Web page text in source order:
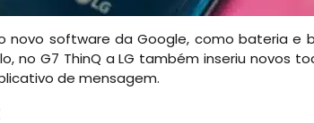
novo software da Google, como bateria e
no G7 ThinQ a LG também inseriu novos
de mensagem.